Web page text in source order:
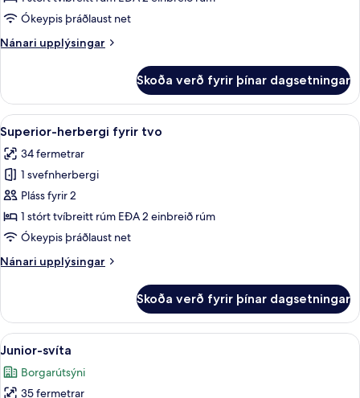
tvoÓkeypis þráðlaust net
Nánari upplýsingar
Nánari
fyrir
tvo
Skoða verð fyrir þínar dagsetningar
Skoða
allar
myndir
fyrir
Superior-
herbergi
fyrir
Rúmföt úr egypskri bómull, rúmföt
9
Superior-herbergi fyrir tvo
34 fermetrar
1 svefnherbergi
Pláss fyrir 2
1 stórt tvíbreitt rúm EÐA 2 einbreið rúm
Ókeypis þráðlaust net
Nánari upplýsingar
Nánari
herbergi
fyrir
tvo
Skoða verð fyrir þínar dagsetningar
Skoða
allar
myndir
Rúmföt úr egypskri bómull, rúmföt
6
Junior-svíta
Borgarútsýni
35 fermetrar